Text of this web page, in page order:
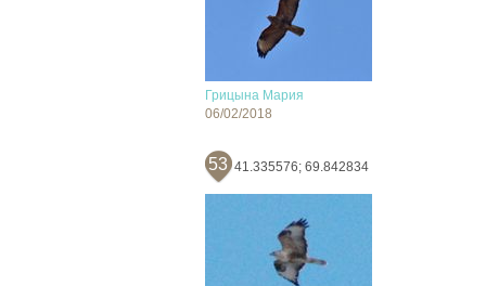
Грицына Мария
06/02/2018
53 41.335576; 69.842834